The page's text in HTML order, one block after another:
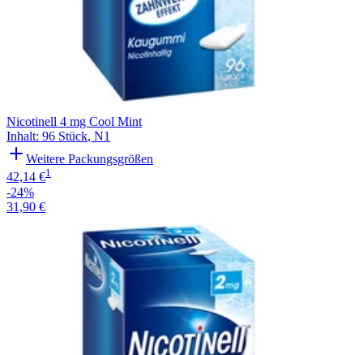
Nicotinell 4 mg Cool Mint
Inhalt: 96 Stück, N1
Weitere Packungsgrößen
42,14 €1
-24%
31,90 €